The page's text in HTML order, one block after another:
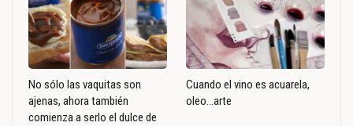
No sólo las vaquitas son
ajenas, ahora también
comienza a serlo el dulce de
Cuando el vino es acuarela,
oleo…arte